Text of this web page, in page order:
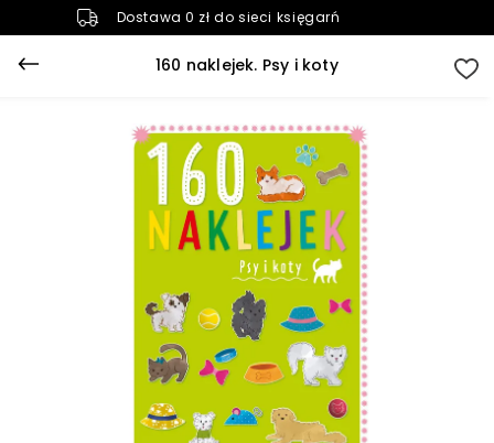
Dostawa 0 zł do sieci księgarń
160 naklejek. Psy i koty